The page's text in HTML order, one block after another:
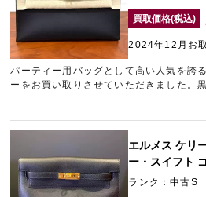
買取価格(税込)
2024年12月お
パーティー用バッグとして高い人気を誇
ーをお買い取りさせていただきました。
高い組み合わせのバッグをお持ち込みい
エルメス ケリ
ー・スイフト
ランク：中古S